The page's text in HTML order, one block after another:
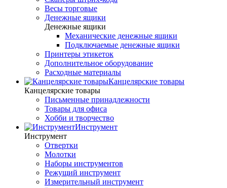
Весы торговые
Денежные ящики
Денежные ящики
Механические денежные ящики
Подключаемые денежные ящики
Принтеры этикеток
Дополнительное оборудование
Расходные материалы
Канцелярские товары
Канцелярские товары
Письменные принадлежности
Товары для офиса
Хобби и творчество
Инструмент
Инструмент
Отвертки
Молотки
Наборы инструментов
Режущий инструмент
Измерительный инструмент